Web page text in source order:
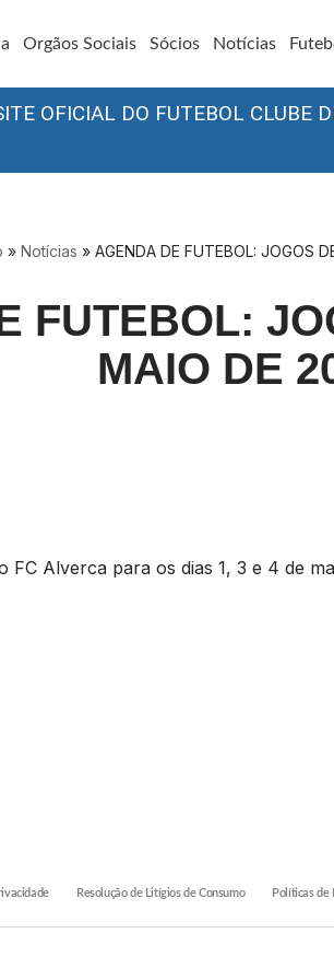
Orgãos Sociais Sócios Notícias
OFICIAL DO FUTEBOL CLUBE
» Notícias » AGENDA DE FUTEBOL: JOGOS
FUTEBOL:
MAIO DE
FC Alverca para os dias 1, 3 e 4 de
Resolução de Litígios de Consumo Políticas de